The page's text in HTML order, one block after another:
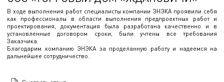
В ходе выполнения работ специалисты компании ЭНЭКА проявили себя
как профессионалы в области выполнения предпроектных работ и
проектирования, документация была разработана качественно и в
установленные договором сроки, были учтены все требования
Заказчика.
Благодарим компанию ЭНЭКА за проделанную работу и надеемся на
дальнейшее сотрудничество.